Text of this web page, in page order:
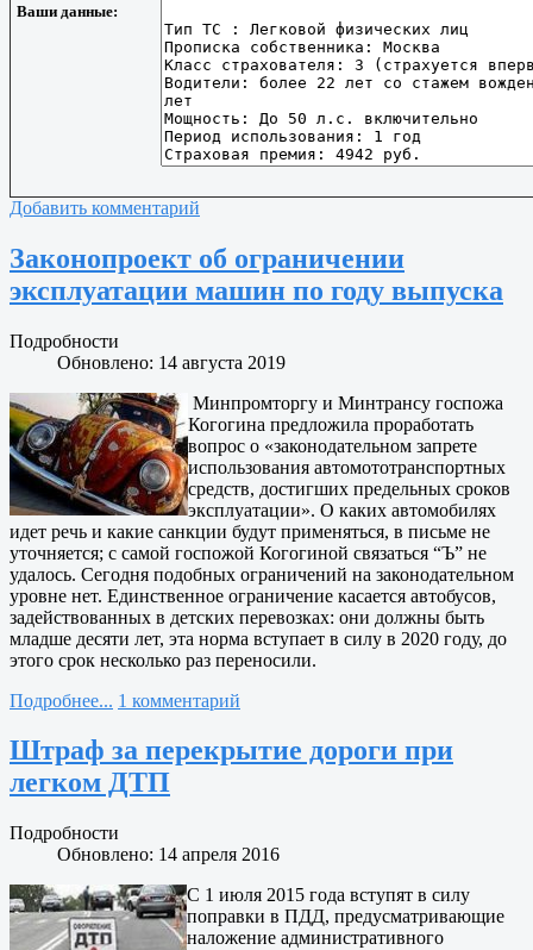
Ваши данные:
Добавить комментарий
Законопроект об ограничении
эксплуатации машин по году выпуска
Подробности
Обновлено: 14 августа 2019
Минпромторгу и Минтрансу госпожа
Когогина предложила проработать
вопрос о «законодательном запрете
использования автомототранспортных
средств, достигших предельных сроков
эксплуатации». О каких автомобилях
идет речь и какие санкции будут применяться, в письме не
уточняется; с самой госпожой Когогиной связаться “Ъ” не
удалось. Сегодня подобных ограничений на законодательном
уровне нет. Единственное ограничение касается автобусов,
задействованных в детских перевозках: они должны быть
младше десяти лет, эта норма вступает в силу в 2020 году, до
этого срок несколько раз переносили.
Подробнее... 1 комментарий
Штраф за перекрытие дороги при
легком ДТП
Подробности
Обновлено: 14 апреля 2016
С 1 июля 2015 года вступят в силу
поправки в ПДД, предусматривающие
наложение административного